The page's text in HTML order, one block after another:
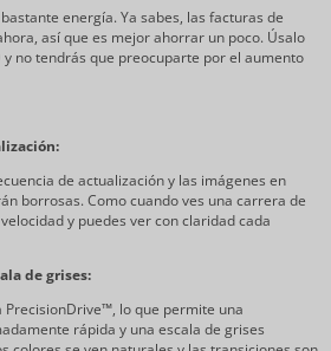
energía. Ya sabes, las facturas de
así que es mejor ahorrar un poco. Úsalo
no tendrás que preocuparte por el aumento
de actualización y las imágenes en
borrosas. Como cuando ves una carrera de
y puedes ver con claridad cada
de grises:
PrecisionDrive™, lo que permite una
rápida y una escala de grises